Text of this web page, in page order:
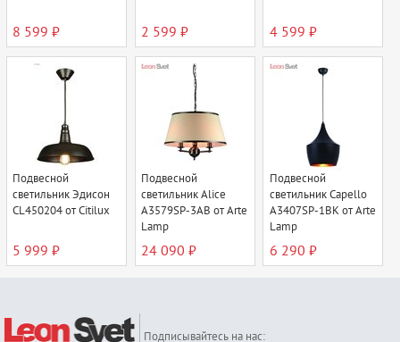
8 599 ₽ 2 599 ₽ 4 599 ₽
Подвесной
светильник Эдисон
CL450204 от Citilux
5 999 ₽
Подвесной
светильник Alice
A3579SP-3AB от Arte
Lamp
24 090 ₽
Подвесной
светильник Capello
A3407SP-1BK от Arte
Lamp
6 290 ₽
Подписывайтесь на нас: